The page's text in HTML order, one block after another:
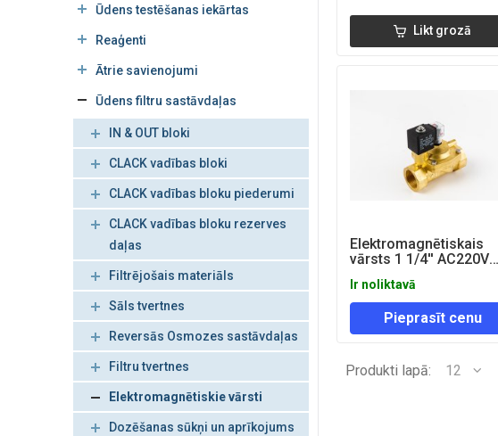
Ūdens testēšanas iekārtas
Reaģenti
Ātrie savienojumi
Ūdens filtru sastāvdaļas
IN & OUT bloki
CLACK vadības bloki
CLACK vadības bloku piederumi
CLACK vadības bloku rezerves
daļas
Filtrējošais materiāls
Sāls tvertnes
Reversās Osmozes sastāvdaļas
Filtru tvertnes
Elektromagnētiskie vārsti
Dozēšanas sūkņi un aprīkojums
Likt grozā
Elektromagnētiskais
vārsts 1 1/4'' AC220V
Ir noliktavā
Pieprasīt cenu
Produkti lapā: 12